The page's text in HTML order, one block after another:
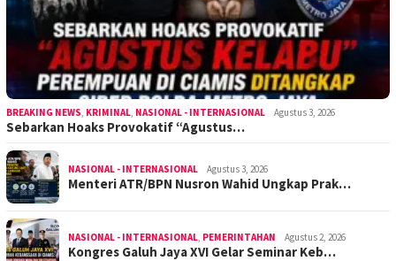
BREAKING NEWS, KRIMINAL, NASIONAL - INTERNASIONAL Agustus 3, 2026
Sebarkan Hoaks Provokatif “Agustus…
NASIONAL - INTERNASIONAL Agustus 3, 2026
Menteri ATR/BPN Nusron Wahid Ungkap Prak…
NASIONAL - INTERNASIONAL, PEMERINTAHAN Agustus 2, 2026
Kongres Galuh Jaya XVI Gelar Seminar Keb…